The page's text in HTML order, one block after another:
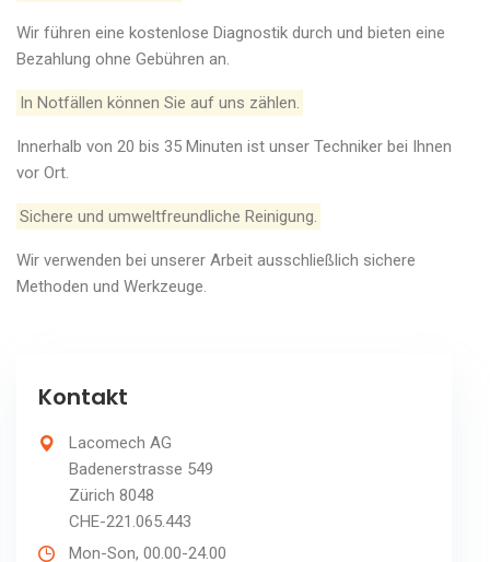
Wir führen eine kostenlose Diagnostik durch und bieten eine
Bezahlung ohne Gebühren an.
In Notfällen können Sie auf uns zählen.
Innerhalb von 20 bis 35 Minuten ist unser Techniker bei Ihnen
vor Ort.
Sichere und umweltfreundliche Reinigung.
Wir verwenden bei unserer Arbeit ausschließlich sichere
Methoden und Werkzeuge.
Kontakt
Lacomech AG
Badenerstrasse 549
Zürich 8048
CHE-221.065.443
Mon-Son, 00.00-24.00